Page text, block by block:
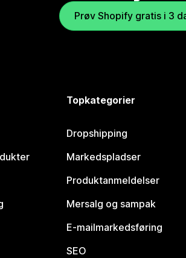
Prøv Shopify gratis i 3
Topkategorier
Dropshipping
Markedspladser
Produktanmeldelser
Mersalg og sampak
E-mailmarkedsføring
SEO